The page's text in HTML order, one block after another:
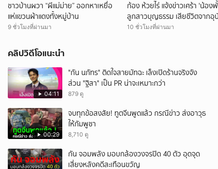
ชาวบ้านผวา “ผีแม่ม่าย” ออกหาเหยื่อ
แห่แขวนผ้าแดงทั้งหมู่บ้าน
9 ชั่วโมงที่ผ่านมา
ก้อง ห้วยไร่ แจ้งข่าวเศร้า 'น้อง
ลูกสาวบุญธรรม เสียชีวิตจากอุ
ทางรถยนต์
10 ชั่วโมงที่ผ่านมา
คลิปวิดีโอแนะนำ
04:11
"กัน นภัทร" ติดใจสายมัทฉะ เล็งเปิดร้านจริงจัง
ส่วน "ฐิสา" เป็น PR น่าจะเหมาะกว่า
879 ดู
00:29
จบทุกข้อสงสัย! ทูตจีนพูดแล้ว กรณีข่าว ส่งอาวุธ
ให้กัมพูชา
8,710 ดู
กัน จอมพลัง มอบกล้องวงจรปิด 40 ตัว อุดจุด
เสี่ยงหลังคดีสะเทือนขวัญ